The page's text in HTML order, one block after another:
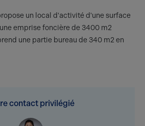
un local d'activité d'une surface
emprise foncière de 3400 m2
une partie bureau de 340 m2 en
contact privilégié